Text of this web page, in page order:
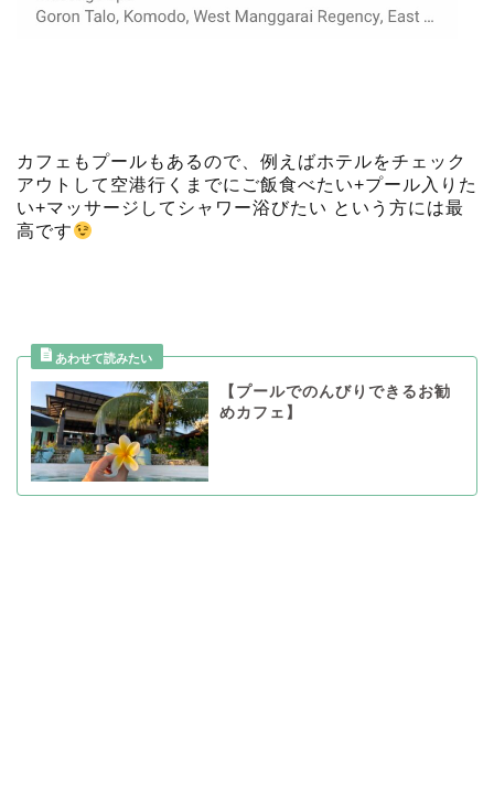
カフェもプールもあるので、例えばホテルをチェック
アウトして空港行くまでにご飯食べたい+プール入りた
い+マッサージしてシャワー浴びたい という方には最
高です
【プールでのんびりできるお勧
めカフェ】